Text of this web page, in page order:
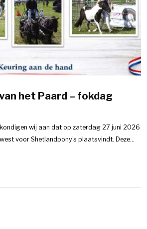
het Paard – fokdag
wij aan dat op zaterdag 27 juni 2026
voor Shetlandpony’s plaatsvindt. Deze...